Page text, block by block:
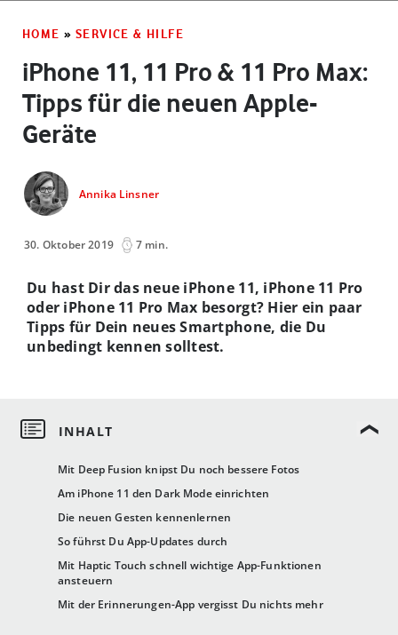
HOME » SERVICE & HILFE
iPhone 11, 11 Pro & 11 Pro Max:
Tipps für die neuen Apple-
Geräte
Annika Linsner
30. Oktober 2019 7 min.
Mit Deep Fusion knipst Du noch bessere Fotos
Am iPhone 11 den Dark Mode einrichten
Die neuen Gesten kennenlernen
So führst Du App-Updates durch
Mit Haptic Touch schnell wichtige App-Funktionen
ansteuern
Mit der Erinnerungen-App vergisst Du nichts mehr
Du hast Dir das neue iPhone 11, iPhone 11 Pro
oder iPhone 11 Pro Max besorgt? Hier ein paar
Tipps für Dein neues Smartphone, die Du
unbedingt kennen solltest.